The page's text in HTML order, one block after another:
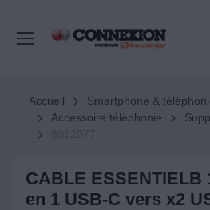
Accueil Smartphone &
Accessoire téléphonie
CABLE ESSENTIELB
en 1 USB-C vers x2